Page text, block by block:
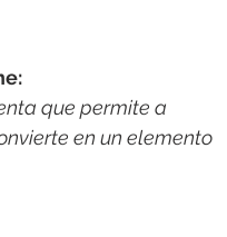
que permite a
en un elemento